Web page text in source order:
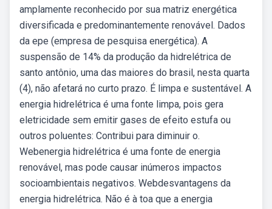
amplamente reconhecido por sua matriz energética
diversificada e predominantemente renovável. Dados
da epe (empresa de pesquisa energética). A
suspensão de 14% da produção da hidrelétrica de
santo antônio, uma das maiores do brasil, nesta quarta
(4), não afetará no curto prazo. É limpa e sustentável. A
energia hidrelétrica é uma fonte limpa, pois gera
eletricidade sem emitir gases de efeito estufa ou
outros poluentes: Contribui para diminuir o.
Webenergia hidrelétrica é uma fonte de energia
renovável, mas pode causar inúmeros impactos
socioambientais negativos. Webdesvantagens da
energia hidrelétrica. Não é à toa que a energia